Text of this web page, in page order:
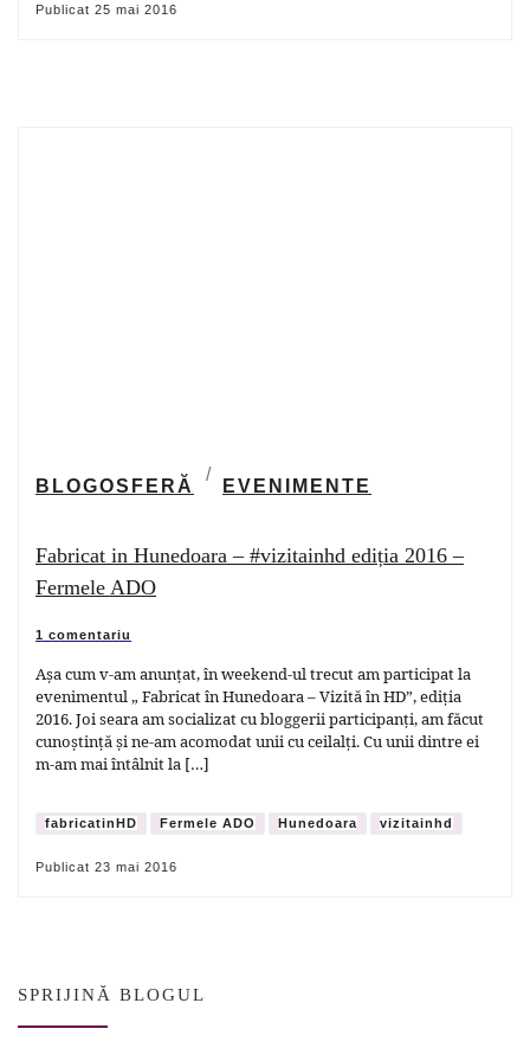
Publicat 25 mai 2016
BLOGOSFERĂ EVENIMENTE
Fabricat in Hunedoara – #vizitainhd ediția 2016 –
Fermele ADO
1 comentariu
Așa cum v-am anunțat, în weekend-ul trecut am participat la
evenimentul „ Fabricat în Hunedoara – Vizită în HD”, ediția
2016. Joi seara am socializat cu bloggerii participanți, am făcut
cunoștință și ne-am acomodat unii cu ceilalți. Cu unii dintre ei
m-am mai întâlnit la […]
fabricatinHD Fermele ADO Hunedoara vizitainhd
Publicat 23 mai 2016
SPRIJINĂ BLOGUL